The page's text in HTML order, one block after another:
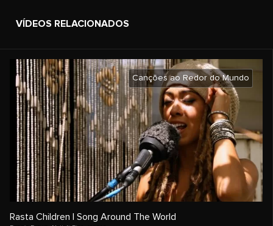
VÍDEOS RELACIONADOS
Canções ao Redor do Mundo
Rasta Children | Song Around The World